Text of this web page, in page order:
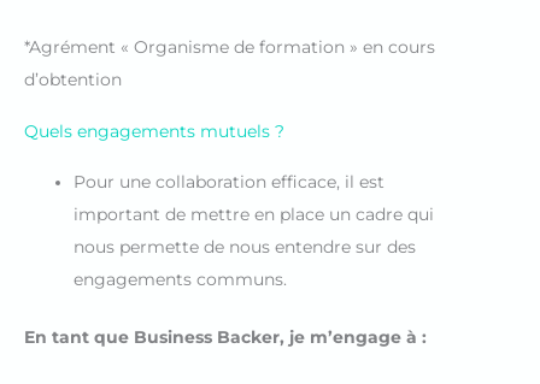
*Agrément « Organisme de formation » en cours
d’obtention
Quels engagements mutuels ?
Pour une collaboration efficace, il est
important de mettre en place un cadre qui
nous permette de nous entendre sur des
engagements communs.
En tant que Business Backer, je m’engage à :